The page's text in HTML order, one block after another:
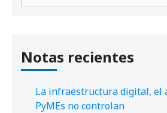
Notas recientes
La infraestructura digital, el
PyMEs no controlan